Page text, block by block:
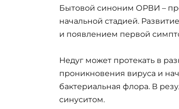
Бытовой синоним ОРВИ –
начальной стадией.
и появлением первой
Недуг может протекать в
проникновения вируса и
бактериальная флора. В
синуситом.